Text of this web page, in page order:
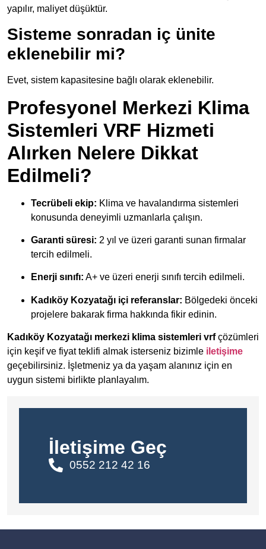
İletişime Geç
0552 212 42 16
yapılır, maliyet düşüktür.
Sisteme sonradan iç ünite
eklenebilir mi?
Evet, sistem kapasitesine bağlı olarak eklenebilir.
Profesyonel Merkezi Klima
Sistemleri VRF Hizmeti
Alırken Nelere Dikkat
Edilmeli?
Tecrübeli ekip: Klima ve havalandırma sistemleri
konusunda deneyimli uzmanlarla çalışın.
Garanti süresi: 2 yıl ve üzeri garanti sunan firmalar
tercih edilmeli.
Enerji sınıfı: A+ ve üzeri enerji sınıfı tercih edilmeli.
Kadıköy Kozyatağı içi referanslar: Bölgedeki önceki
projelere bakarak firma hakkında fikir edinin.
Kadıköy Kozyatağı merkezi klima sistemleri vrfçözümleri
için keşif ve fiyat teklifi almak isterseniz bizimle iletişime
geçebilirsiniz. İşletmeniz ya da yaşam alanınız için en
uygun sistemi birlikte planlayalım.